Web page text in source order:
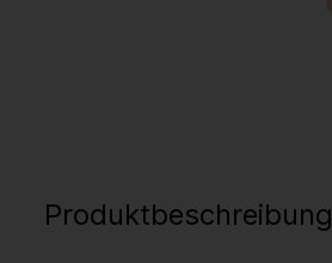
Produktbeschreibung